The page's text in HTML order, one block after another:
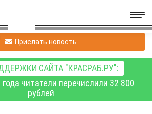
Прислать новость
САЙТА "КРАСРАБ.РУ":
читатели перечислили 32 800
рублей